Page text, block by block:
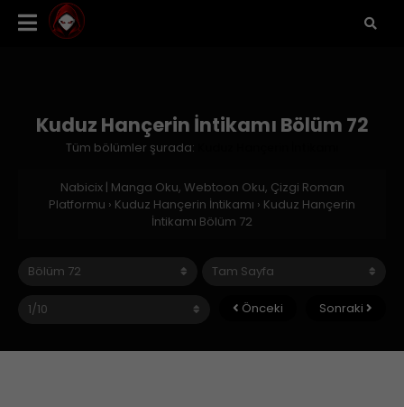
Kuduz Hançerin İntikamı Bölüm 72
Tüm bölümler şurada:
Nabicix | Manga Oku, Webtoon Oku, Çizgi Roman
Platformu › Kuduz Hançerin İntikamı › Kuduz Hançerin
İntikamı Bölüm 72
Önceki Sonraki